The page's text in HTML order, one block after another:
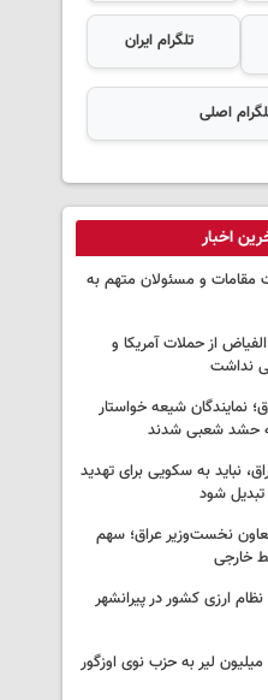
تلگرام ایران
اصلی
اخبار
مقامات و مسئولان متهم به
از حملات آمریکا و
نداشت
نمایندگان شیعه خواستار
حشد شعبی شدند
نباید به سکویی برای تهدید
شود
نخست‌وزیر عراق؛ سهم
خارجی
ارزی کشور در پیرانشهر
اهدای بیش از ۲۶۶ میلیون لیر به حزب نوی اوزگور